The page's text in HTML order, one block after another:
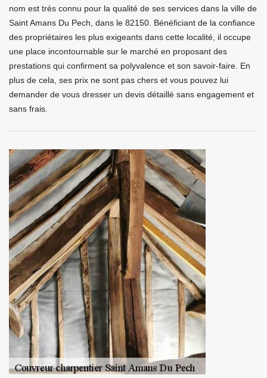
nom est très connu pour la qualité de ses services dans la ville de
Saint Amans Du Pech, dans le 82150. Bénéficiant de la confiance
des propriétaires les plus exigeants dans cette localité, il occupe
une place incontournable sur le marché en proposant des
prestations qui confirment sa polyvalence et son savoir-faire. En
plus de cela, ses prix ne sont pas chers et vous pouvez lui
demander de vous dresser un devis détaillé sans engagement et
sans frais.